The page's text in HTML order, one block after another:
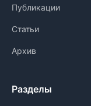
Публикации
Статьи
Архив
Разделы